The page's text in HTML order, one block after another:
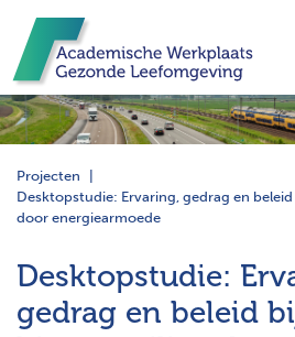
Projecten
Desktopstudie: Ervaring, gedrag en
door energiearmoede
Desktopstudie:
gedrag en beleid